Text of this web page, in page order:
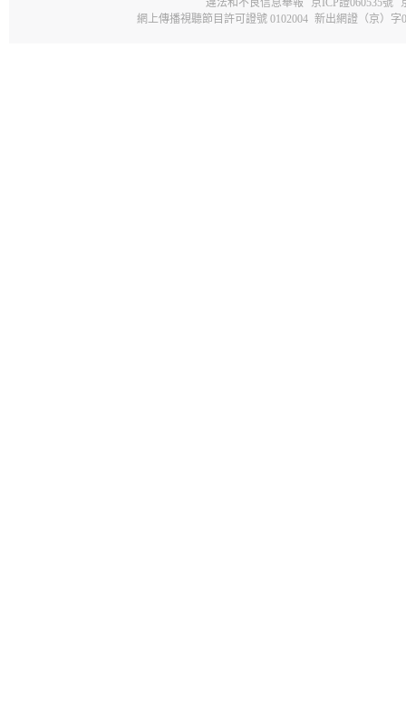
違法和不良信息舉報 京ICP證060535號
網上傳播視聽節目許可證號 0102004 新出網證（京）